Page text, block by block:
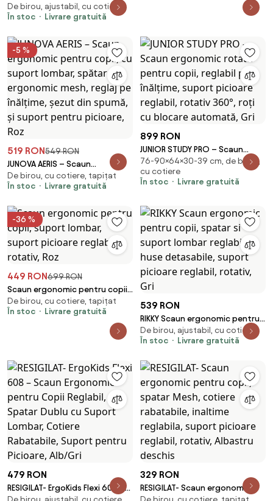
Ergonomic pentru Copii, spatar
reglabil, cotiere reglabile,
picioare ajustabil, Mesh,
Albastru
De birou, ajustabil, cu cotiere
În stoc
Livrare gratuită
-5 %
519 RON549 RON
JUNOVA AERIS – Scaun
ergonomic pentru copii, cu
suport lombar, spătar
înălțime, șezut din spumă, și
suport pentru picioare, Roz
De birou, cu cotiere, tapițat
În stoc
Livrare gratuită
899 RON
JUNIOR STUDY PRO – Scaun
ergonomic rotativ pentru
copii, reglabil pe înălțime,
suport picioare reglabil, rotativ
automată, Gri
76-90×64×30-39 cm, de birou,
cu cotiere
În stoc
Livrare gratuită
-36 %
449 RON699 RON
Scaun ergonomic pentru copii,
suport lombar, suport picioare
reglabil, rotativ, Roz
De birou, cu cotiere, tapițat
În stoc
Livrare gratuită
539 RON
RIKKY Scaun ergonomic pentru
copii, spatar si suport lombar
reglabile, huse detasabile,
rotativ, Gri
De birou, ajustabil, cu cotiere
În stoc
Livrare gratuită
479 RON
RESIGILAT- ErgoKids Flexi 608 –
329 RON
RESIGILAT- Scaun ergonomic